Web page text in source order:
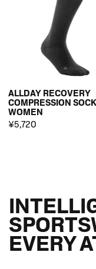
ALLDAY RECOVERY
COMPRESSION
WOMEN
¥5,720
EVERY